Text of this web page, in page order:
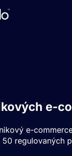
e-
e-
regulovaných